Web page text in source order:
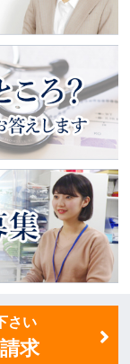
様々な疑問にお
さい
求